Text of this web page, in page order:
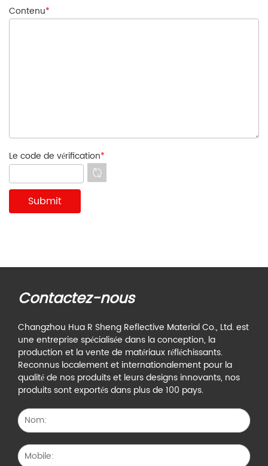
Contenu*
Le code de vérification*
Contactez-nous
Changzhou Hua R Sheng Reflective Material Co., Ltd. est
une entreprise spécialisée dans la conception, la
production et la vente de matériaux réfléchissants.
Reconnus localement et internationalement pour la
qualité de nos produits et leurs designs innovants, nos
produits sont exportés dans plus de 100 pays.